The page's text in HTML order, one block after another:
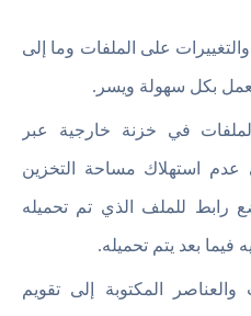
على الملفات وما إلى
بكل سهولة ويسر.
في خزنة خارجية عبر
عدم استهلاك مساحة التخزين
رابط للملف الذي تم تحميله
بعد يتم تحميله.
والعناصر المكتوبة إلى تقويم